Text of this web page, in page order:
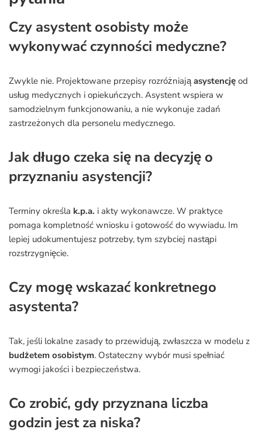
Czy asystent osobisty może
wykonywać czynności medyczne?
Zwykle nie. Projektowane przepisy rozróżniająasystencję od
usług medycznych i opiekuńczych. Asystent wspiera w
samodzielnym funkcjonowaniu, a nie wykonuje zadań
zastrzeżonych dla personelu medycznego.
Jak długo czeka się na decyzję o
przyznaniu asystencji?
Terminy określa k.p.a. i akty wykonawcze. W praktyce
pomaga kompletność wniosku i gotowość do wywiadu. Im
lepiej udokumentujesz potrzeby, tym szybciej nastąpi
rozstrzygnięcie.
Czy mogę wskazać konkretnego
asystenta?
Tak, jeśli lokalne zasady to przewidują, zwłaszcza w modelu z
budżetem osobistym. Ostateczny wybór musi spełniać
wymogi jakości i bezpieczeństwa.
Co zrobić, gdy przyznana liczba
godzin jest za niska?